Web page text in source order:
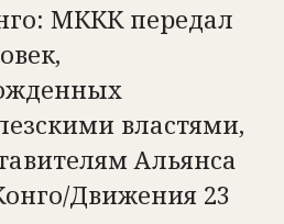
МККК передал
властями,
Альянса
Движения 23